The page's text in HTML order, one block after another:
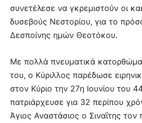
συνετέλεσε να γκρεμιστούν οι
δυσεβούς Νεστορίου, για το
Δεσποίνης ημών Θεοτόκου.
Με πολλά πνευματικά
του, ο Κύριλλος παρέδωσε
στον Κύριο την 27η Ιουνίου του
πατριάρχευσε για 32 περίπου
Άγιος Αναστάσιος ο Σιναΐτης